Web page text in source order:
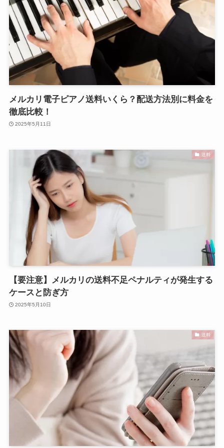
メルカリ電子ピアノ送料いくら？配送方法別に料金を
徹底比較！
2025年5月11日
送料
【要注意】メルカリの送料不足ペナルティが発生する
ケースと防ぎ方
2025年5月10日
送料